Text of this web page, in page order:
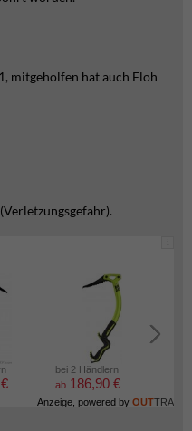
mitgeholfen hat auch Floh
i
bei 2 Händlern
ab 186,90 €
Anzeige, powered by OUTTRA